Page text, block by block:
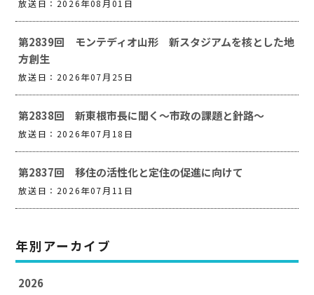
放送日：2026年08月01日
第2839回 モンテディオ山形 新スタジアムを核とした地
方創生
放送日：2026年07月25日
第2838回 新東根市長に聞く～市政の課題と針路～
放送日：2026年07月18日
第2837回 移住の活性化と定住の促進に向けて
放送日：2026年07月11日
年別アーカイブ
2026